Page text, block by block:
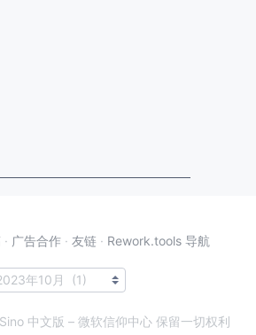
· 广告合作 · 友链 · Rework.tools 导航
中文版 – 微软信仰中心 保留一切权利